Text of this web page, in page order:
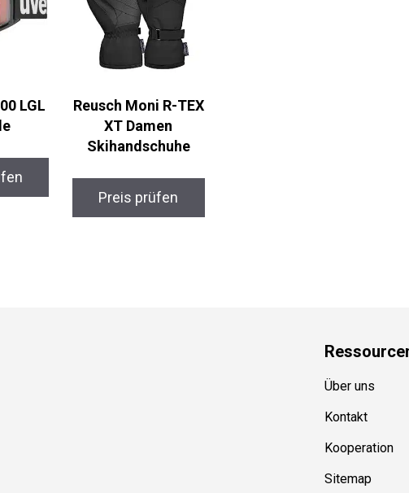
LGL
Reusch Moni R-TEX
XT Damen
Skihandschuhe
Preis prüfen
Ressourcen
Über uns
Kontakt
Kooperation
Sitemap